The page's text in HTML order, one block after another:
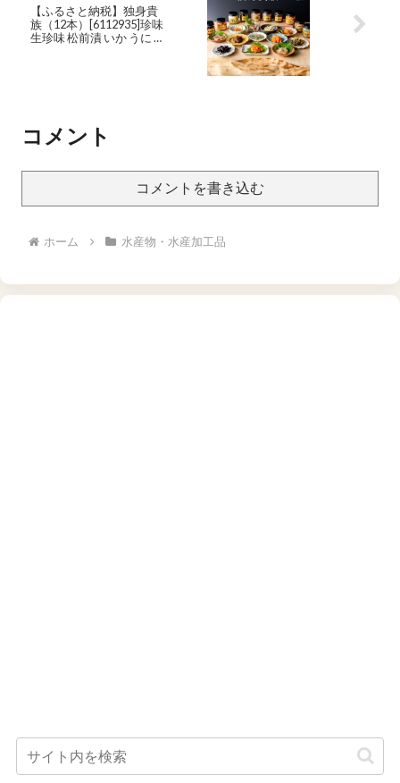
【ふるさと納税】独身貴
族（12本）[6112935]珍味
生珍味 松前漬 いか うに 数
コメント
コメントを書き込む
ホーム 水産物・水産加工品